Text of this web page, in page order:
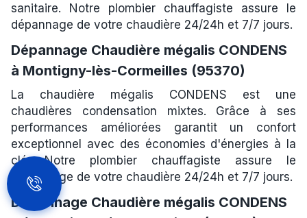
sanitaire. Notre plombier chauffagiste assure le
dépannage de votre chaudière 24/24h et 7/7 jours.
Dépannage Chaudière mégalis CONDENS
à Montigny-lès-Cormeilles (95370)
La chaudière mégalis CONDENS est une
chaudières condensation mixtes. Grâce à ses
performances améliorées garantit un confort
exceptionnel avec des économies d'énergies à la
clé. Notre plombier chauffagiste assure le
dépannage de votre chaudière 24/24h et 7/7 jours.
Dépannage Chaudière mégalis CONDENS